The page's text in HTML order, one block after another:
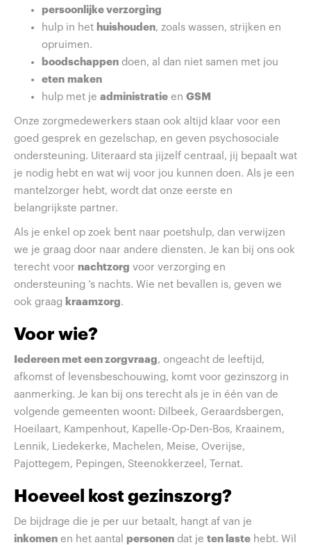
persoonlijke verzorging
hulp in het huishouden, zoals wassen, strijken en
opruimen.
boodschappen doen, al dan niet samen met jou
eten maken
hulp met je administratie en GSM
Onze zorgmedewerkers staan ook altijd klaar voor een
goed gesprek en gezelschap, en geven psychosociale
ondersteuning. Uiteraard sta jijzelf centraal, jij bepaalt wat
je nodig hebt en wat wij voor jou kunnen doen. Als je een
mantelzorger hebt, wordt dat onze eerste en
belangrijkste partner.
Als je enkel op zoek bent naar poetshulp, dan verwijzen
we je graag door naar andere diensten. Je kan bij ons ook
terecht voor nachtzorg voor verzorging en
ondersteuning ’s nachts. Wie net bevallen is, geven we
ook graag kraamzorg.
Voor wie?
Iedereen met een zorgvraag, ongeacht de leeftijd,
afkomst of levensbeschouwing, komt voor gezinszorg in
aanmerking. Je kan bij ons terecht als je in één van de
volgende gemeenten woont: Dilbeek, Geraardsbergen,
Hoeilaart, Kampenhout, Kapelle-Op-Den-Bos, Kraainem,
Lennik, Liedekerke, Machelen, Meise, Overijse,
Pajottegem, Pepingen, Steenokkerzeel, Ternat.
Hoeveel kost gezinszorg?
De bijdrage die je per uur betaalt, hangt af van je
inkomen en het aantal personen dat je ten laste hebt. Wil